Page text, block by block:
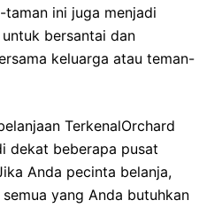
taman ini juga menjadi
bersantai dan
keluarga atau teman-
TerkenalOrchard
dekat beberapa pusat
Anda pecinta belanja,
yang Anda butuhkan